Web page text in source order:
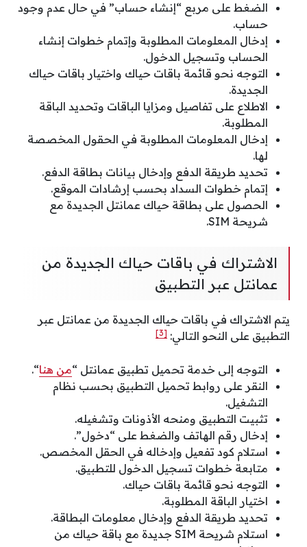
الضغط على مربع “إنشاء حساب” في حال عدم وجود
حساب.
إدخال المعلومات المطلوبة وإتمام خطوات إنشاء
الحساب وتسجيل الدخول.
التوجه نحو قائمة باقات حياك واختيار باقات حياك
الجديدة.
الاطلاع على تفاصيل ومزايا الباقات وتحديد الباقة
المطلوبة.
إدخال المعلومات المطلوبة في الحقول المخصصة
لها.
تحديد طريقة الدفع وإدخال بيانات بطاقة الدفع.
إتمام خطوات السداد بحسب إرشادات الموقع.
الحصول على بطاقة حياك عمانتل الجديدة مع
شريحة SIM.
الاشتراك في باقات حياك الجديدة من
عمانتل عبر التطبيق
يتم الاشتراك في باقات حياك الجديدة من عمانتل عبر
التطبيق على النحو التالي: [3]
التوجه إلى خدمة تحميل تطبيق عمانتل “من هنا“.
النقر على روابط تحميل التطبيق بحسب نظام
التشغيل.
تثبيت التطبيق ومنحه الأذونات وتشغيله.
إدخال رقم الهاتف والضغط على “دخول”.
استلام كود تفعيل وإدخاله في الحقل المخصص.
متابعة خطوات تسجيل الدخول للتطبيق.
التوجه نحو قائمة باقات حياك.
اختيار الباقة المطلوبة.
تحديد طريقة الدفع وإدخال معلومات البطاقة.
استلام شريحة SIM جديدة مع باقة حياك من